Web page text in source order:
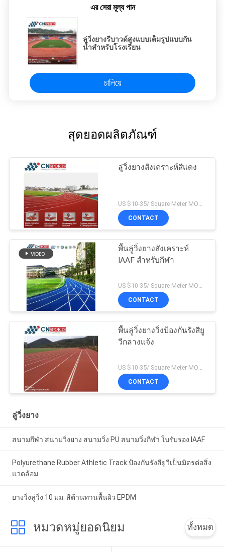
এর সেরা মূল্য পান
ลู่วิ่งยางรีบาวด์สูงแบบเต็มรูปแบบกัน
น้ำสำหรับโรงเรียน
চালিয়ে
สุดยอดผลิตภัณฑ์
ลู่วิ่งยางสังเคราะห์สีแดง
US $10-35/ Square Meter MOQ:/
CONTACT
พื้นลู่วิ่งยางสังเคราะห์
IAAF สำหรับกีฬา
CONTACT
พื้นลู่วิ่งยางวิ่งป้องกันรังสียู
วีกลางแจ้ง
CONTACT
ลู่วิ่งยาง
สนามกีฬา สนามวิ่งยาง สนามวิ่ง PU สนามวิ่งกีฬา ใบรับรอง IAAF
Polyurethane Rubber Athletic Track ป้องกันรังสียูวีเป็นมิตรต่อสิ่ง
แวดล้อม
ยางวิ่งลู่วิ่ง 10 มม. สีต้านทานพื้นผิว EPDM
หมวดหมู่ยอดนิยม ทั้งหมด